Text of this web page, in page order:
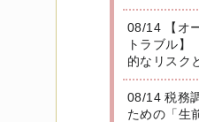
08/14 【オ
トラブル】
的なリスク
08/14 税務
ための「生